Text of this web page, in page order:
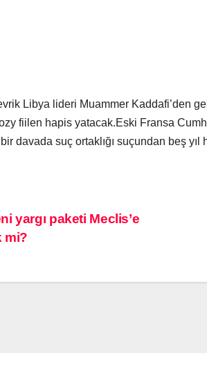
Libya lideri Muammer Kaddafi’den
fiilen hapis yatacak.Eski Fransa
davada suç ortaklığı suçundan beş yıl
yargı paketi Meclis’e
mi?